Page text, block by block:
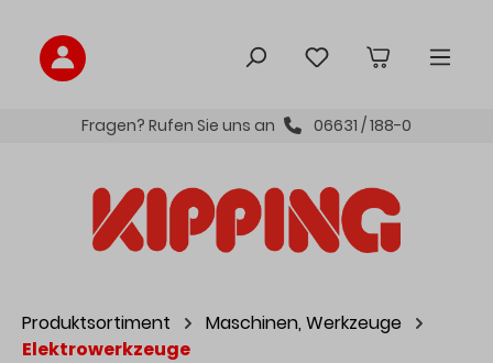
Fragen? Rufen Sie uns an 06631 / 188-0
Produktsortiment
Maschinen, Werkzeuge
Elektrowerkzeuge